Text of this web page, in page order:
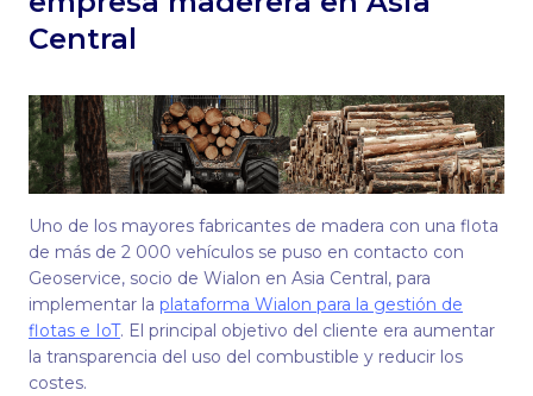
Central
Uno de los mayores fabricantes de madera con una flota
de más de 2 000 vehículos se puso en contacto con
Geoservice, socio de Wialon en Asia Central, para
implementar la plataforma Wialon para la gestión de
flotas e IoT. El principal objetivo del cliente era aumentar
la transparencia del uso del combustible y reducir los
costes.